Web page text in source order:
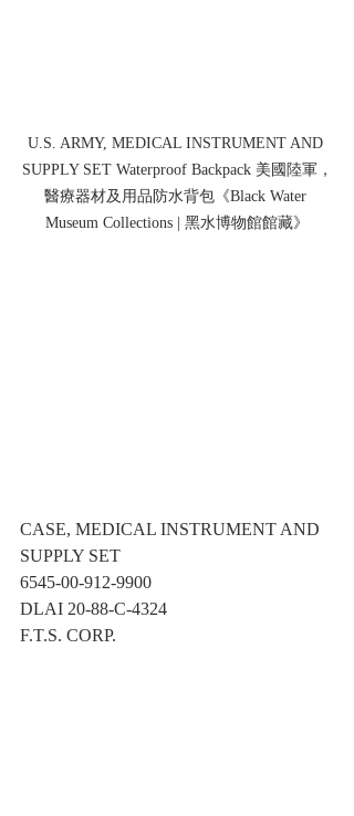
U.S. ARMY, MEDICAL INSTRUMENT AND
SUPPLY SET Waterproof Backpack 美國陸軍，
醫療器材及用品防水背包《Black Water
Museum Collections | 黑水博物館館藏》
CASE, MEDICAL INSTRUMENT AND
SUPPLY SET
6545-00-912-9900
DLAI 20-88-C-4324
F.T.S. CORP.